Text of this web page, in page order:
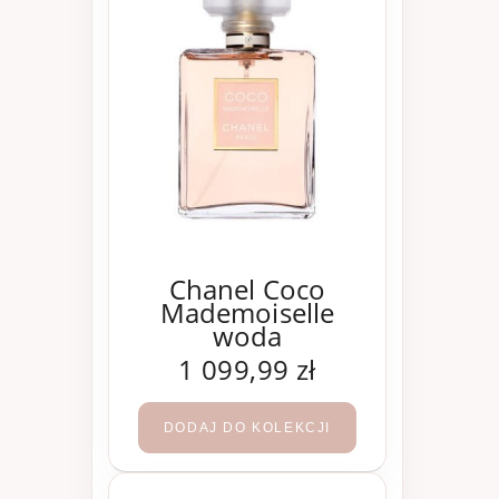
Chanel Coco
Mademoiselle
woda
perfumowana 200
ml
1 099,99 zł
DODAJ DO KOLEKCJI